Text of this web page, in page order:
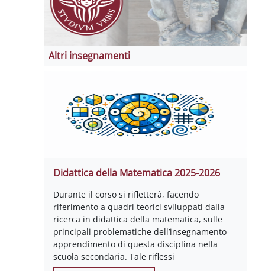
Altri insegnamenti
Didattica della Matematica 2025-2026
Durante il corso si rifletterà, facendo
riferimento a quadri teorici sviluppati dalla
ricerca in didattica della matematica, sulle
principali problematiche dell’insegnamento-
apprendimento di questa disciplina nella
scuola secondaria. Tale riflessi